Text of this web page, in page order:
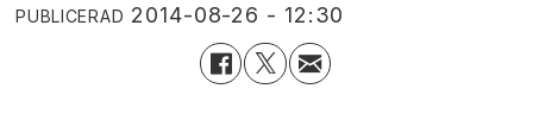
PUBLICERAD 2014-08-26 - 12:30